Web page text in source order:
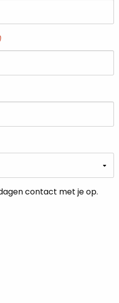
contact met je op.